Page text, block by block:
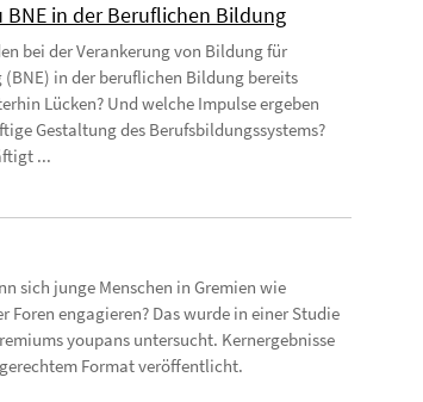
in der Beruflichen Bildung
bei der Verankerung von Bildung für
in der beruflichen Bildung bereits
Lücken? Und welche Impulse ergeben
Gestaltung des Berufsbildungssystems?
...
sich junge Menschen in Gremien wie
Foren engagieren? Das wurde in einer Studie
youpans untersucht. Kernergebnisse
Format veröffentlicht.